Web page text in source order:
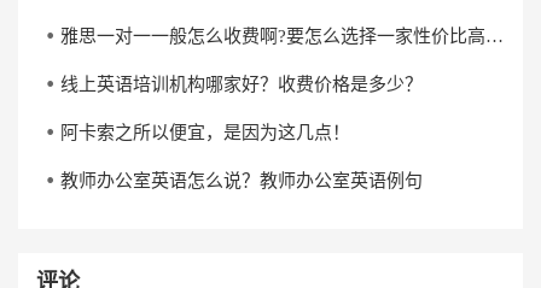
雅思一对一一般怎么收费啊?要怎么选择一家性价比高的雅思一对一培训机构?
线上英语培训机构哪家好？收费价格是多少？
阿卡索之所以便宜，是因为这几点！
教师办公室英语怎么说？教师办公室英语例句
评论